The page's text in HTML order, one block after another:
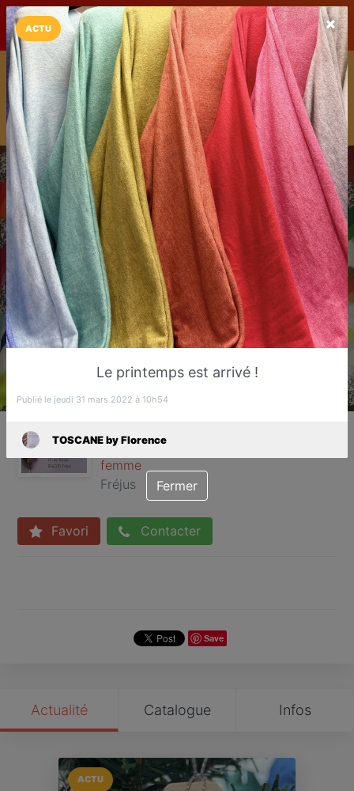
LaCarte LaCarte sur
Play Store
Installez l'App LaCarte
Téléchargez gratuitement l'app LaCarte pour suivre vos
commerces favoris et ne rien rater !
Télécharger Plus tard
Accessoires de mode et vêtements
femme
Fréjus
Favori Contacter
Save
Actualité Catalogue Infos
ACTU
ACTU
Le printemps est arrivé !
Publié le jeudi 31 mars 2022 à 10h54
TOSCANE by Florence
Fermer